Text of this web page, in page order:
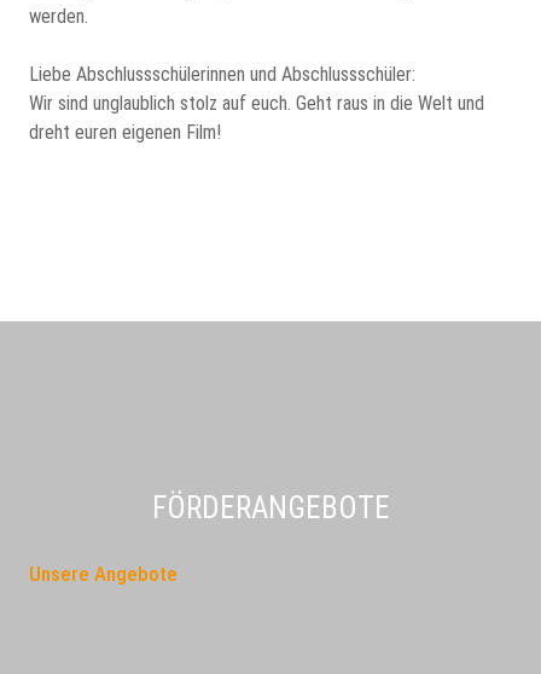
werden.
Liebe Abschlussschülerinnen und Abschlussschüler:
Wir sind unglaublich stolz auf euch. Geht raus in die Welt und
dreht euren eigenen Film!
FÖRDERANGEBOTE
Unsere Angebote